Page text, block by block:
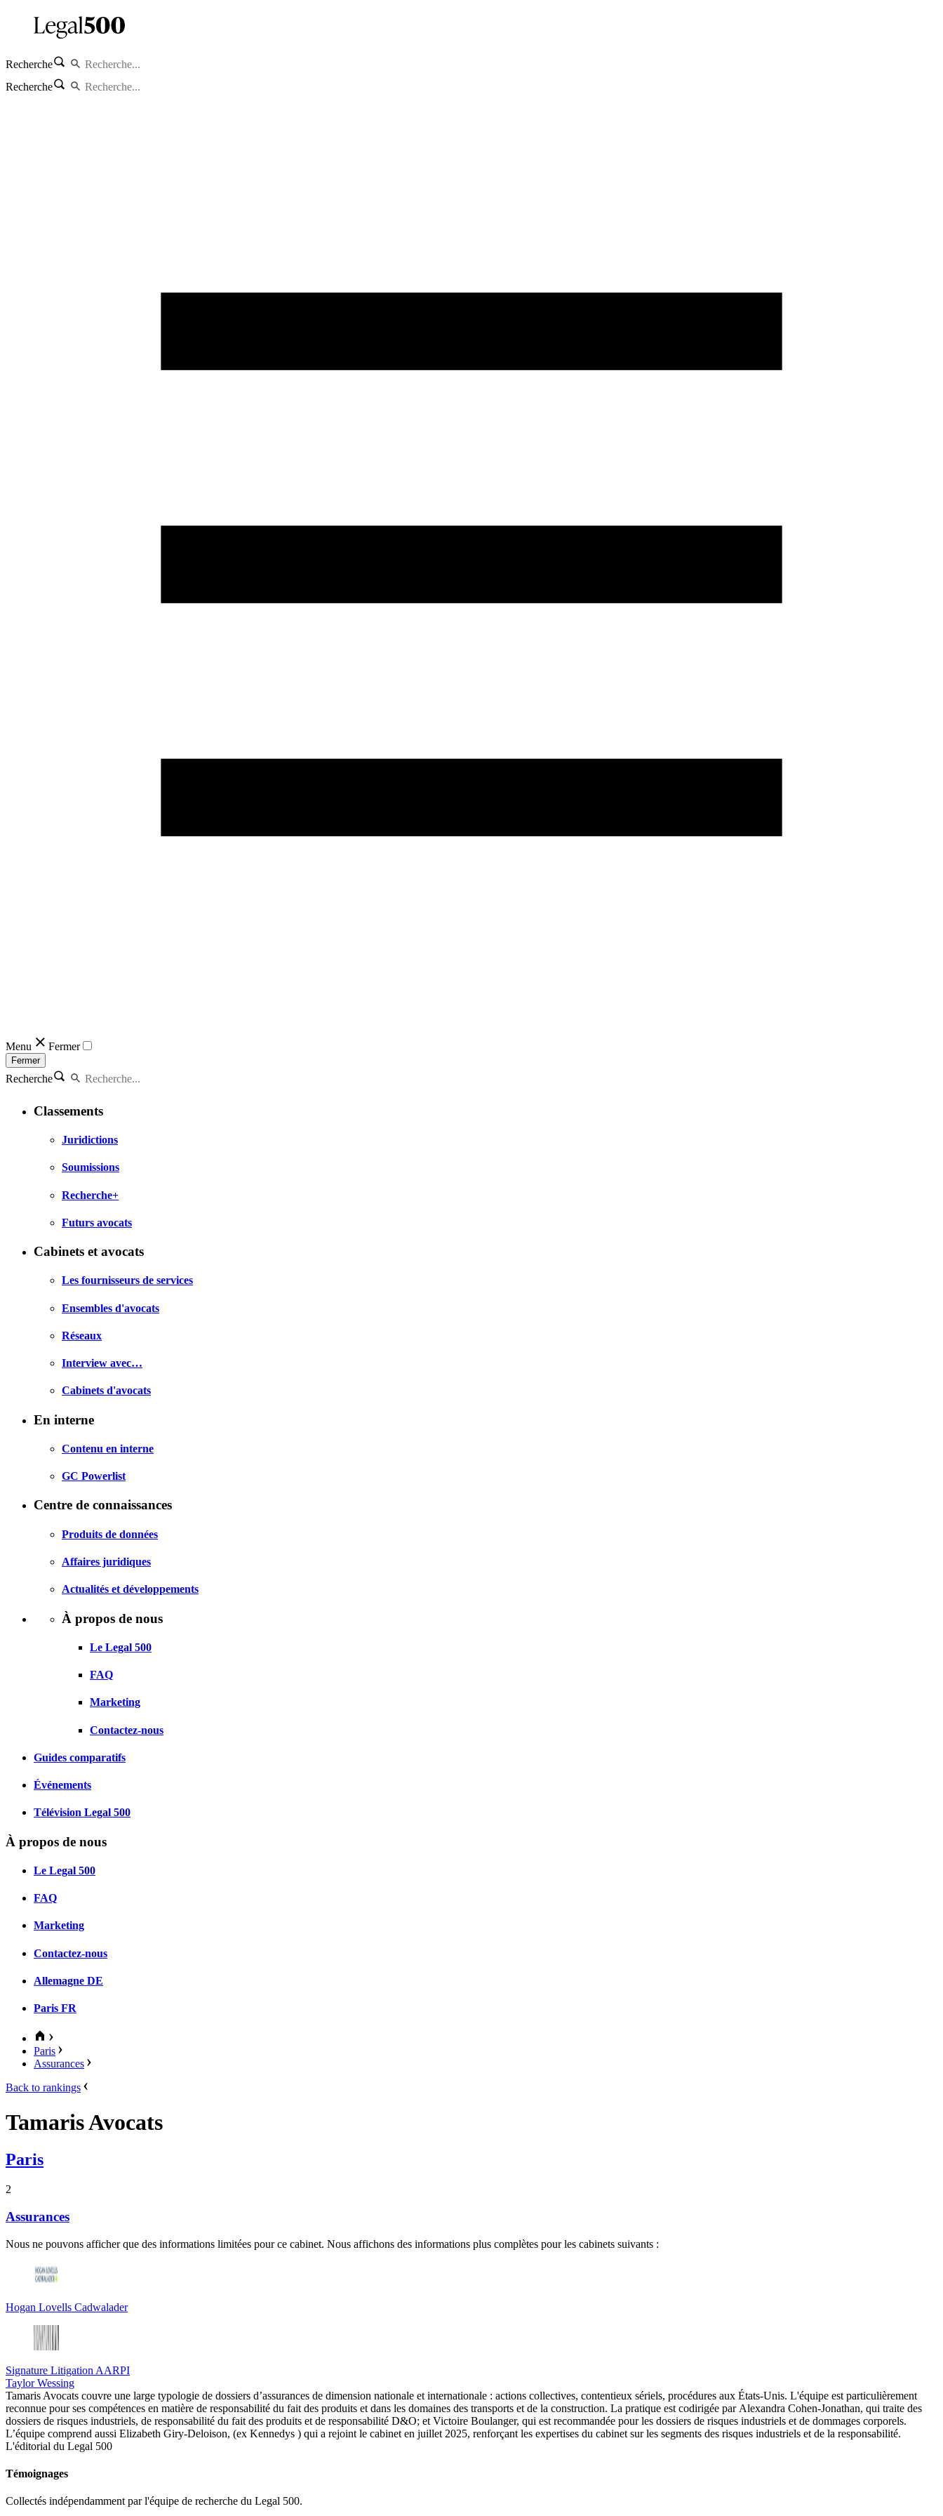
Recherche
Recherche
Menu Fermer
Fermer
Recherche
Classements
Juridictions
Soumissions
Recherche+
Futurs avocats
Cabinets et avocats
Les fournisseurs de services
Ensembles d'avocats
Réseaux
Interview avec…
Cabinets d'avocats
En interne
Contenu en interne
GC Powerlist
Centre de connaissances
Produits de données
Affaires juridiques
Actualités et développements
À propos de nous
Le Legal 500
FAQ
Marketing
Contactez-nous
Guides comparatifs
Événements
Télévision Legal 500
À propos de nous
Le Legal 500
FAQ
Marketing
Contactez-nous
Allemagne DE
Paris FR
Paris
Assurances
Back to rankings
Tamaris Avocats
Paris
2
Assurances
Nous ne pouvons afficher que des informations limitées pour ce cabinet. Nous affichons des informations plus complètes pour les cabinets suivants :
Hogan Lovells Cadwalader
Signature Litigation AARPI
Taylor Wessing
Tamaris Avocats couvre une large typologie de dossiers d’assurances de dimension nationale et internationale : actions collectives, contentieux sériels, procédures aux États-Unis. L'équipe est particulièrement
reconnue pour ses compétences en matière de responsabilité du fait des produits et dans les domaines des transports et de la construction. La pratique est codirigée par Alexandra Cohen-Jonathan, qui traite des
dossiers de risques industriels, de responsabilité du fait des produits et de responsabilité D&O; et Victoire Boulanger, qui est recommandée pour les dossiers de risques industriels et de dommages corporels.
L’équipe comprend aussi Elizabeth Giry-Deloison, (ex Kennedys ) qui a rejoint le cabinet en juillet 2025, renforçant les expertises du cabinet sur les segments des risques industriels et de la responsabilité.
L'éditorial du Legal 500
Témoignages
Collectés indépendamment par l'équipe de recherche du Legal 500.